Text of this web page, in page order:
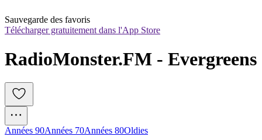
Sauvegarde des favoris
Télécharger gratuitement dans l'App Store
RadioMonster.FM - Evergreens
Années 90Années 70Années 80Oldies